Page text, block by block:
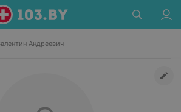
Андреевич